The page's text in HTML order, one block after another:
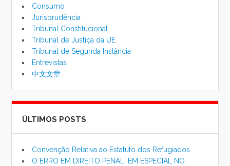
Consumo
Jurisprudência
Tribunal Constitucional
Tribunal de Justiça da UE
Tribunal de Segunda Instância
Entrevistas
中文文章
ÚLTIMOS POSTS
Convenção Relativa ao Estatuto dos Refugiados
O ERRO EM DIREITO PENAL, EM ESPECIAL NO